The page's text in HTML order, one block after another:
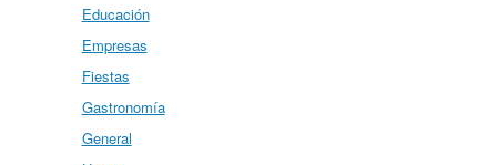
Educación
Empresas
Fiestas
Gastronomía
General